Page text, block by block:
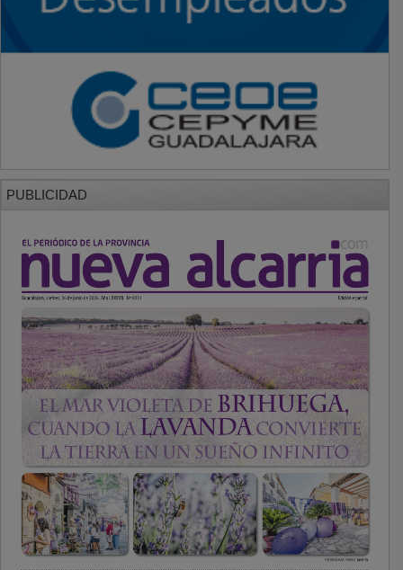
PUBLICIDAD